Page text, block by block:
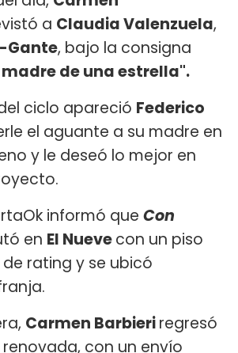
a Claudia Valenzuela,
Gante, bajo la consigna
de una estrella".
ciclo apareció Federico
el aguante a su madre en
y le deseó lo mejor en
informó que Con
en El Nuevecon un piso
rating y se ubicó
Carmen Barbieriregresó
con un envío